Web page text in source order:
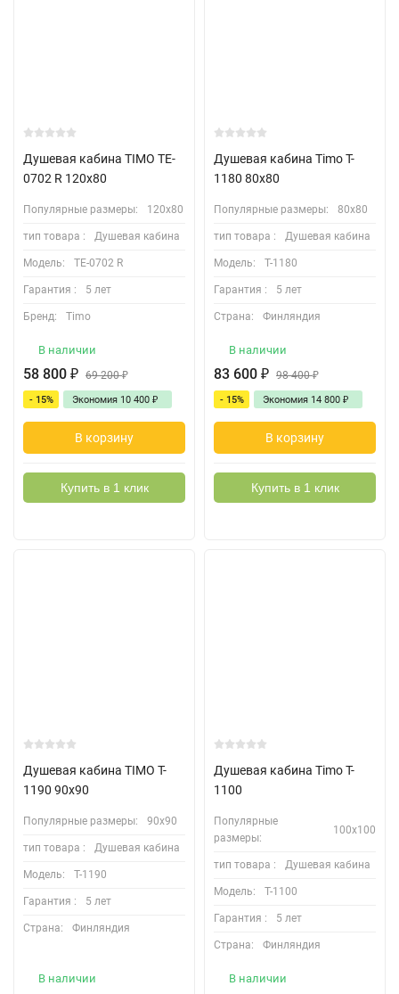
Душевая кабина TIMO TE-
0702 R 120х80
Популярные размеры: 120х80
тип товара : Душевая кабина
Модель: TE-0702 R
Гарантия : 5 лет
Бренд: Timo
В наличии
58 800 ₽ 69 200₽
- 15% Экономия 10 400 ₽
В корзину
Купить в 1 клик
Душевая кабина Timo T-
1180 80х80
Популярные размеры: 80х80
тип товара : Душевая кабина
Модель: T-1180
Гарантия : 5 лет
Страна: Финляндия
В наличии
83 600 ₽ 98 400₽
- 15% Экономия 14 800 ₽
В корзину
Купить в 1 клик
Душевая кабина TIMO T-
1190 90х90
Популярные размеры: 90х90
тип товара : Душевая кабина
Модель: T-1190
Гарантия : 5 лет
Страна: Финляндия
В наличии
Душевая кабина Timo T-
1100
Популярные
размеры:
100х100
тип товара : Душевая кабина
Модель: T-1100
Гарантия : 5 лет
Страна: Финляндия
В наличии